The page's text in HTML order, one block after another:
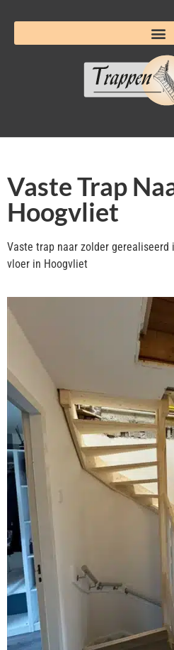
Vaste Trap
Hoogvliet
Vaste trap naar zolder
vloer in Hoogvliet